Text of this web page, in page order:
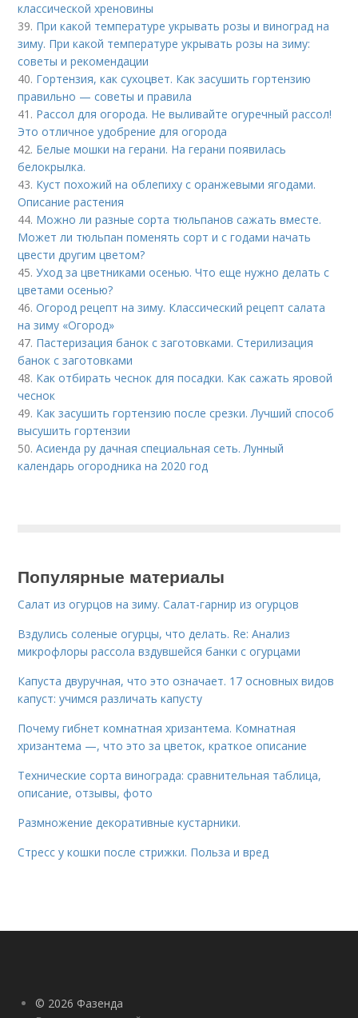
классической хреновины
39. При какой температуре укрывать розы и виноград на
зиму. При какой температуре укрывать розы на зиму:
советы и рекомендации
40. Гортензия, как сухоцвет. Как засушить гортензию
правильно — советы и правила
41. Рассол для огорода. Не выливайте огуречный рассол!
Это отличное удобрение для огорода
42. Белые мошки на герани. На герани появилась
белокрылка.
43. Куст похожий на облепиху с оранжевыми ягодами.
Описание растения
44. Можно ли разные сорта тюльпанов сажать вместе.
Может ли тюльпан поменять сорт и с годами начать
цвести другим цветом?
45.Уход за цветниками осенью. Что еще нужно делать с
цветами осенью?
46.Огород рецепт на зиму. Классический рецепт салата
на зиму «Огород»
47. Пастеризация банок с заготовками. Стерилизация
банок с заготовками
48. Как отбирать чеснок для посадки. Как сажать яровой
чеснок
49. Как засушить гортензию после срезки. Лучший способ
высушить гортензии
50.Асиенда ру дачная специальная сеть. Лунный
календарь огородника на 2020 год
Популярные материалы
Салат из огурцов на зиму. Салат-гарнир из огурцов
Вздулись соленые огурцы, что делать. Re: Анализ
микрофлоры рассола вздувшейся банки с огурцами
Капуста двуручная, что это означает. 17 основных видов
капуст: учимся различать капусту
Почему гибнет комнатная хризантема. Комнатная
хризантема —, что это за цветок, краткое описание
Технические сорта винограда: сравнительная таблица,
описание, отзывы, фото
Размножение декоративные кустарники.
Стресс у кошки после стрижки. Польза и вред
© 2026 Фазенда